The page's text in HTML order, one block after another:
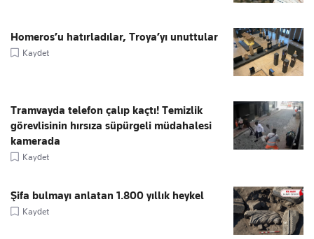
Homeros’u hatırladılar, Troya’yı unuttular
Kaydet
Tramvayda telefon çalıp kaçtı! Temizlik
görevlisinin hırsıza süpürgeli müdahalesi
kamerada
Kaydet
Şifa bulmayı anlatan 1.800 yıllık heykel
Kaydet